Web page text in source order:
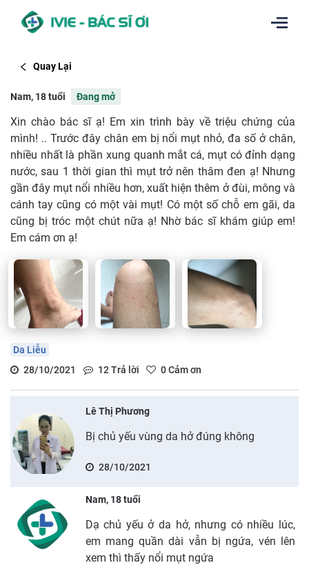
Quay Lại
Nam, 18 tuổi Đang mở
Xin chào bác sĩ ạ! Em xin trình bày về triệu chứng của
mình! .. Trước đây chân em bị nổi mụt nhỏ, đa số ở chân,
nhiều nhất là phần xung quanh mắt cá, mụt có đỉnh dạng
nước, sau 1 thời gian thì mụt trở nên thâm đen ạ! Nhưng
gần đây mụt nổi nhiều hơn, xuất hiện thêm ở đùi, mông và
cánh tay cũng có một vài mụt! Có một số chỗ em gãi, da
cũng bị tróc một chút nữa ạ! Nhờ bác sĩ khám giúp em!
Em cám ơn ạ!
Da Liễu
28/10/2021
12Trả lời 0Cảm ơn
Lê Thị Phương
Bị chủ yếu vùng da hở đúng không
28/10/2021
Nam, 18 tuổi
Dạ chủ yếu ở da hở, nhưng có nhiều lúc,
em mang quần dài vẫn bị ngứa, vén lên
xem thì thấy nổi mụt ngứa